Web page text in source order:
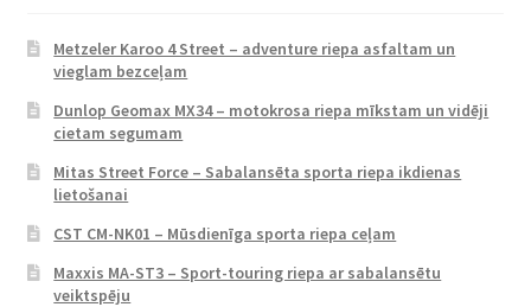
Metzeler Karoo 4 Street – adventure riepa asfaltam un
vieglam bezceļam
Dunlop Geomax MX34 – motokrosa riepa mīkstam un vidēji
cietam segumam
Mitas Street Force – Sabalansēta sporta riepa ikdienas
lietošanai
CST CM-NK01 – Mūsdienīga sporta riepa ceļam
Maxxis MA-ST3 – Sport-touring riepa ar sabalansētu
veiktspēju